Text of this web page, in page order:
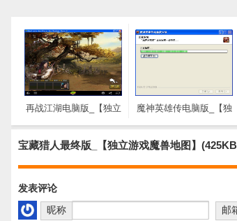
再战江湖电脑版_【独立
魔神英雄传电脑版_【独
宝藏猎人最终版_【独立游戏魔兽地图】
发表评论
昵称
邮